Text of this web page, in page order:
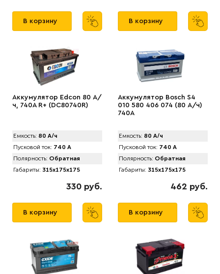
В корзину В корзину
Аккумулятор Edcon 80 А/
ч, 740A R+ (DC80740R)
Емкость: 80 А/ч
Пусковой ток: 740 А
Полярность: Обратная
Габариты: 315x175x175
330 руб.
В корзину
Аккумулятор Bosch S4
010 580 406 074 (80 А/ч)
740A
Емкость: 80 А/ч
Пусковой ток: 740 А
Полярность: Обратная
Габариты: 315x175x175
462 руб.
В корзину